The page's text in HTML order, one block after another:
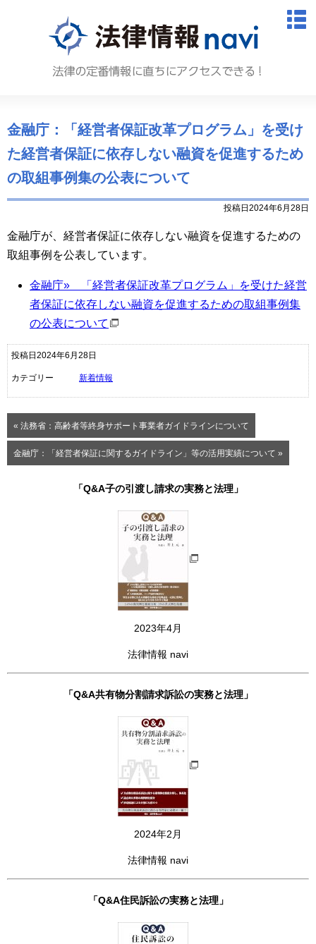
法律情
金融庁：「経営者保証改革プログラム」を受け
た経営者保証に依存しない融資を促進するため
の取組事例集の公表について
投稿日2024年6月28日
金融庁が、経営者保証に依存しない融資を促進するための
取組事例を公表しています。
金融庁» 「経営者保証改革プログラム」を受けた経営
者保証に依存しない融資を促進するための取組事例集
の公表について
投稿日2024年6月28日
カテゴリー 新着情報
« 法務省：高齢者等終身サポート事業者ガイドラインについて
金融庁：「経営者保証に関するガイドライン」等の活用実績について »
「Q&A子の引渡し請求の実務と法理」
2023年4月
法律情報 navi
「Q&A共有物分割請求訴訟の実務と法理」
2024年2月
法律情報 navi
「Q&A住民訴訟の実務と法理」